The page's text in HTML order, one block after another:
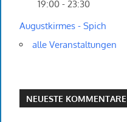
19:00 - 23:30
Augustkirmes - Spich
alle Veranstaltungen
NEUESTE KOMMENTARE